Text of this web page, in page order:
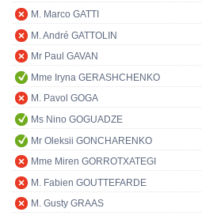
M. Marco GATTI
M. André GATTOLIN
Mr Paul GAVAN
Mme Iryna GERASHCHENKO
M. Pavol GOGA
Ms Nino GOGUADZE
Mr Oleksii GONCHARENKO
Mme Miren GORROTXATEGI
M. Fabien GOUTTEFARDE
M. Gusty GRAAS